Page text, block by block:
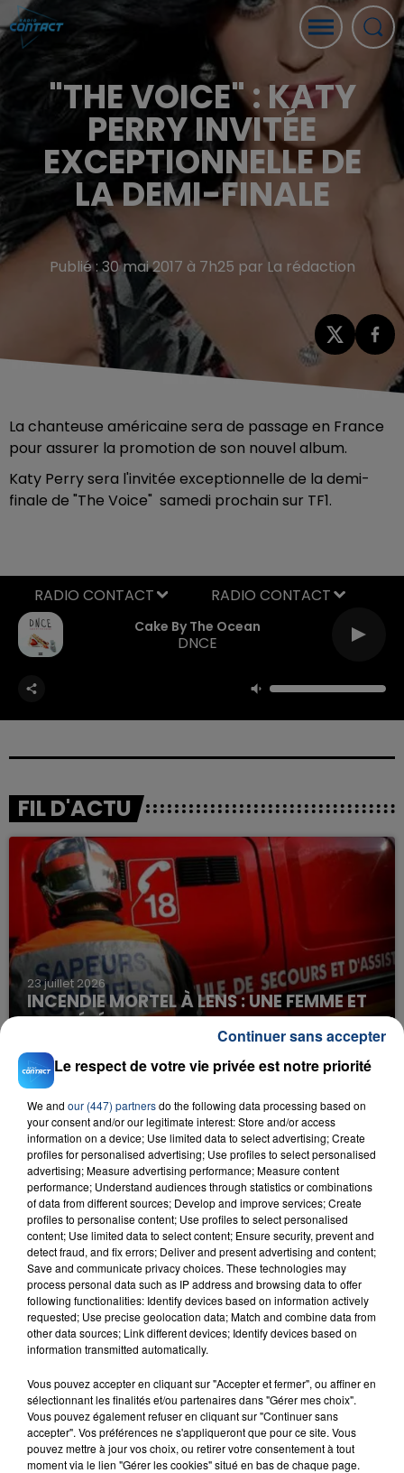
"THE VOICE" : KATY
PERRY INVITÉE
EXCEPTIONNELLE DE
LA DEMI-FINALE
Publié : 30 mai 2017 à 7h25 par La rédaction
La chanteuse américaine sera de passage en France
pour assurer la promotion de son nouvel album.
Katy Perry sera l'invitée exceptionnelle de la demi-
finale de "The Voice" samedi prochain sur TF1.
Cake By The Ocean
DNCE
RADIO CONTACT
FIL D'ACTU
23 juillet 2026
INCENDIE MORTEL À LENS : UNE FEMME ET
SON BÉBÉ ENTRE LA VIE ET LA...
Un homme s'est immolé par le feu après avoir
aspergé sa compagne et leur bébé de trois mois
d'un liquide inflammable.
20 juillet 2026
UNE ADOLESCENTE DEVANT SE FAIRE
OPÉRER DE LA CHEVILLE RESSORT DE LA...
La famille a porté plainte contre la clinique qui a
reconnu sa responsabilité et présenté ses
excuses.
TITRES DIFFUSÉS
5h10
5h10 5h07
5h07
Le respect de votre vie privée est notre priorité
We and our (447) partnersdo the following data processing based on
your consent and/or our legitimate interest: Store and/or access
information on a device; Use limited data to select advertising; Create
profiles for personalised advertising; Use profiles to select personalised
advertising; Measure advertising performance; Measure content
performance; Understand audiences through statistics or combinations
of data from different sources; Develop and improve services; Create
profiles to personalise content; Use profiles to select personalised
content; Use limited data to select content; Ensure security, prevent and
detect fraud, and fix errors; Deliver and present advertising and content;
Save and communicate privacy choices. These technologies may
process personal data such as IP address and browsing data to offer
following functionalities: Identify devices based on information actively
requested; Use precise geolocation data; Match and combine data from
other data sources; Link different devices; Identify devices based on
information transmitted automatically.
Vous pouvez accepter en cliquant sur "Accepter et fermer", ou affiner en
sélectionnant les finalités et/ou partenaires dans "Gérer mes choix".
Vous pouvez également refuser en cliquant sur "Continuer sans
accepter". Vos préférences ne s'appliqueront que pour ce site. Vous
pouvez mettre à jour vos choix, ou retirer votre consentement à tout
moment via le lien "Gérer les cookies" situé en bas de chaque page.
Continuer sans accepter